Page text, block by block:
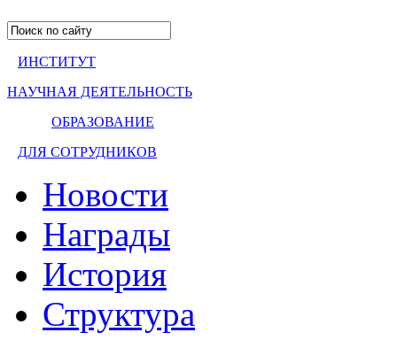
ИНСТИТУТ
НАУЧНАЯ ДЕЯТЕЛЬНОСТЬ
ОБРАЗОВАНИЕ
ДЛЯ СОТРУДНИКОВ
Новости
Награды
История
Структура